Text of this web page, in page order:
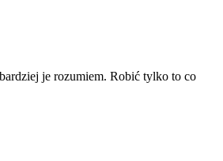
je rozumiem. Robić tylko to co